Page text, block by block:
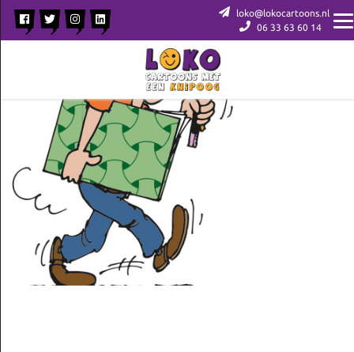
loko@lokocartoons.nl
06 33 63 60 14